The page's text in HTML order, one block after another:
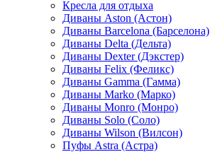
Кресла для отдыха
Диваны Aston (Астон)
Диваны Barcelona (Барселона)
Диваны Delta (Дельта)
Диваны Dexter (Дэкстер)
Диваны Felix (Феликс)
Диваны Gamma (Гамма)
Диваны Marko (Марко)
Диваны Monro (Монро)
Диваны Solo (Соло)
Диваны Wilson (Вилсон)
Пуфы Astra (Астра)